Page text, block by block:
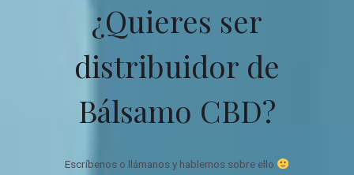
¿Quieres ser
distribuidor de
Bálsamo CBD?
Escríbenos o llámanos y hablemos sobre ello